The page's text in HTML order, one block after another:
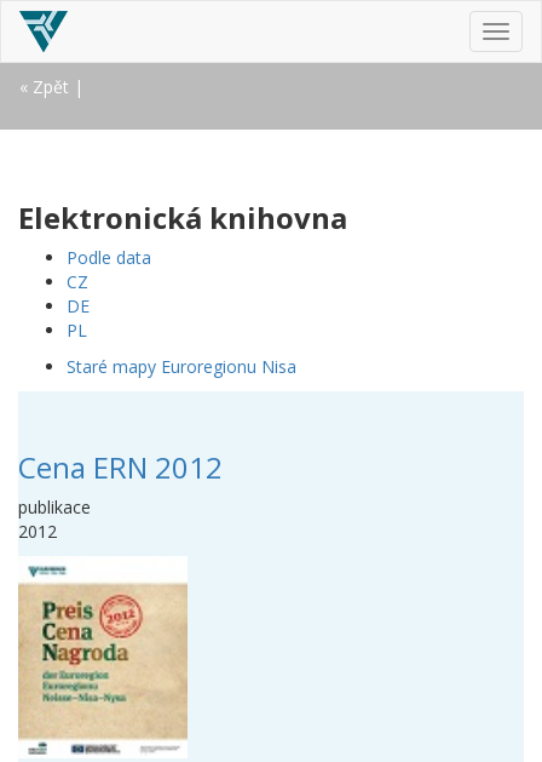
« Zpět |
Elektronická knihovna
Podle data
CZ
DE
PL
Staré mapy Euroregionu Nisa
Cena ERN 2012
publikace
2012